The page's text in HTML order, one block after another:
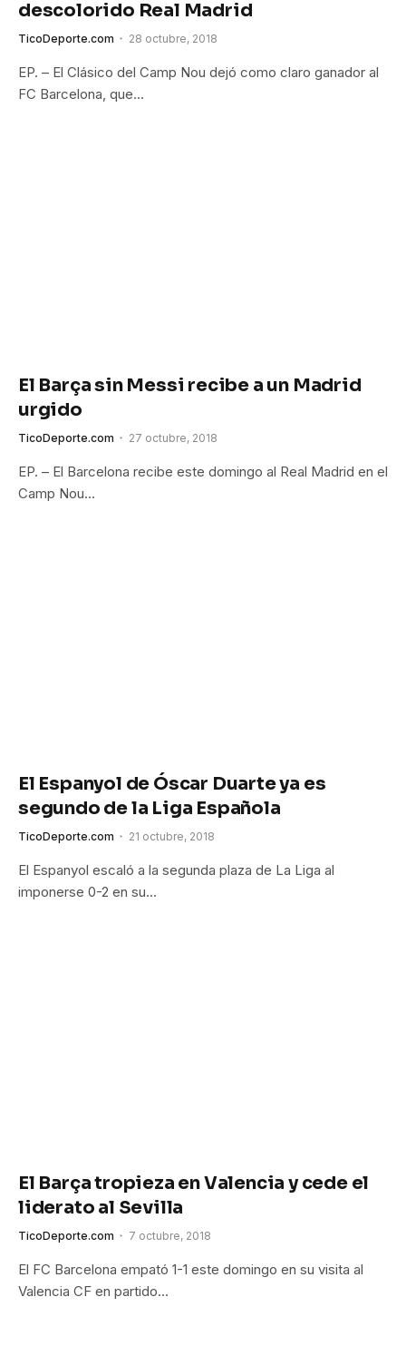
descolorido Real Madrid
TicoDeporte.com 28 octubre, 2018
EP. – El Clásico del Camp Nou dejó como claro ganador al
FC Barcelona, que…
El Barça sin Messi recibe a un Madrid
urgido
TicoDeporte.com 27 octubre, 2018
EP. – El Barcelona recibe este domingo al Real Madrid en el
Camp Nou…
El Espanyol de Óscar Duarte ya es
segundo de la Liga Española
TicoDeporte.com 21 octubre, 2018
El Espanyol escaló a la segunda plaza de La Liga al
imponerse 0-2 en su…
El Barça tropieza en Valencia y cede el
liderato al Sevilla
TicoDeporte.com 7 octubre, 2018
El FC Barcelona empató 1-1 este domingo en su visita al
Valencia CF en partido…